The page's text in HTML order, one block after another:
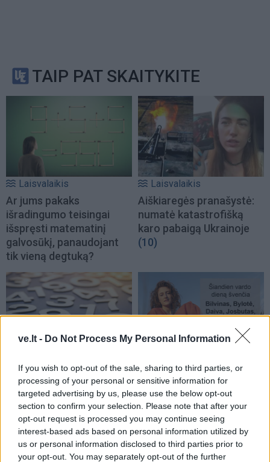
ve.lt - Do Not Process My Personal Information
If you wish to opt-out of the sale, sharing to third parties, or
processing of your personal or sensitive information for
targeted advertising by us, please use the below opt-out
section to confirm your selection. Please note that after your
opt-out request is processed you may continue seeing
interest-based ads based on personal information utilized by
us or personal information disclosed to third parties prior to
your opt-out. You may separately opt-out of the further
TAIP PAT SKAITYKITE
Laisvalaikis
Ar jums pakaks
išradingumo teisingai
išspręsti matematinį
galvosūkį, panaudojant
tik vieną degtuką?
Laisvalaikis
Aiškiaregės pranašystė:
numatė katastrofišką
karo pabaigą Ukrainoje
(10)
Apskaičiuokite savo
likimo skaičių:
numerologai atskleidė,
kurioms datoms
pranašaujami turtai ir
sėkmė
Rugpjūčio 6-ąją vardo
dieną švenčia